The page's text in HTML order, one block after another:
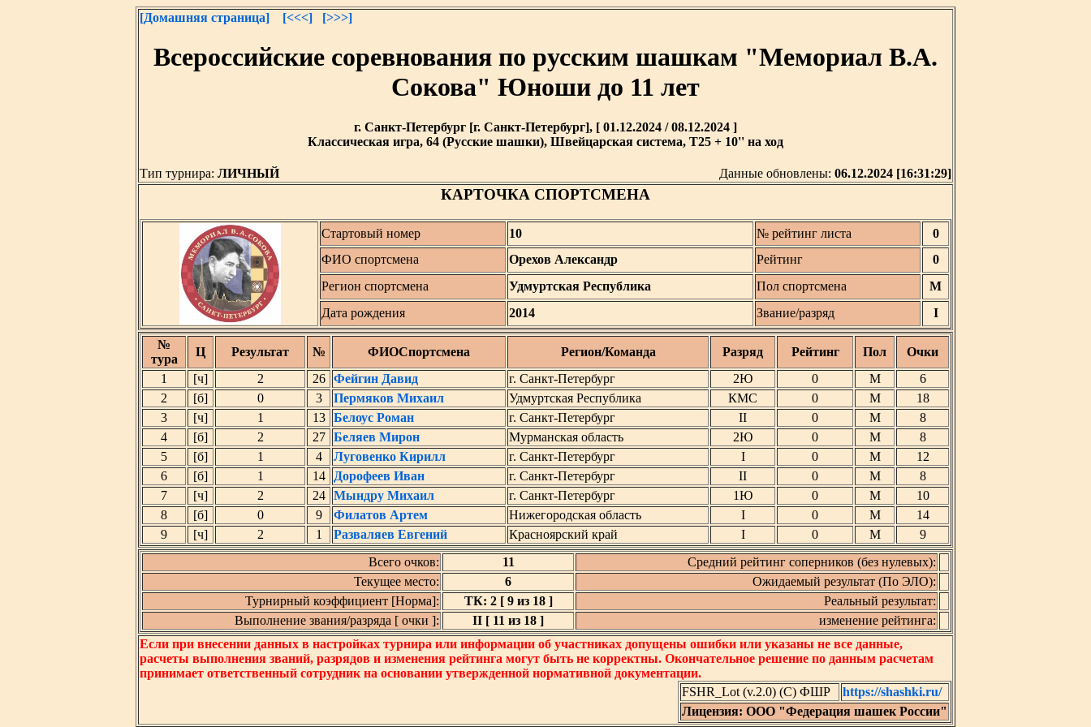
[Домашняя страница] [<<<] [>>>]
Всероссийские соревнования по русским шашкам "Мемориал В.А.
Сокова" Юноши до 11 лет
г. Санкт-Петербург [г. Санкт-Петербург], [ 01.12.2024 / 08.12.2024 ]
Классическая игра, 64 (Русские шашки), Швейцарская система, T25 + 10'' на ход
Тип турнира: ЛИЧНЫЙ Данные обновлены: 06.12.2024 [16:31:29]
КАРТОЧКА СПОРТСМЕНА
Стартовый номер 10 № рейтинг листа
0
ФИО спортсмена
Орехов Александр Рейтинг
0
Регион спортсмена
Удмуртская Республика Пол спортсмена
М
Дата рождения
2014 Звание/разряд I
№
тура
Ц Результат № ФИОСпортсмена Регион/Команда Разряд Рейтинг Пол
Очки
1
[ч] 2 26 Фейгин Давид г. Санкт-Петербург 2Ю 0 М
6
2
[б] 0 3 Пермяков Михаил Удмуртская Республика КМС 0 М
18
3
[ч] 1 13 Белоус Роман г. Санкт-Петербург II 0 М
8
4
[б] 2 27 Беляев Мирон Мурманская область 2Ю 0 М
8
5
[б] 1 4 Луговенко Кирилл г. Санкт-Петербург I 0 М
12
6
[б] 1 14 Дорофеев Иван г. Санкт-Петербург II 0 М
8
7
[ч] 2 24 Мындру Михаил г. Санкт-Петербург 1Ю 0 М
10
8
[б] 0 9 Филатов Артем Нижегородская область I 0 М
14
9
[ч] 2 1 Разваляев Евгений Красноярский край I 0 М
9
Всего очков:
11
Средний рейтинг соперников (без нулевых):
Текущее место:
6
Ожидаемый результат (По ЭЛО):
Турнирный коэффициент [Норма]:
ТК: 2 [ 9 из 18 ]
Реальный результат:
Выполнение звания/разряда [ очки ]:
II [ 11 из 18 ]
изменение рейтинга:
Если при внесении данных в настройках турнира или информации об участниках допущены ошибки или указаны не все данные,
расчеты выполнения званий, разрядов и изменения рейтинга могут быть не корректны. Окончательное решение по данным расчетам
принимает ответственный сотрудник на основании утвержденной нормативной документации.
FSHR_Lot (v.2.0) (C) ФШР
https://shashki.ru/
Лицензия: ООО "Федерация шашек России"